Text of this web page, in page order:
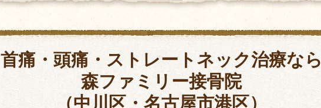
首痛・頭痛・ストレートネック治療なら
森ファミリー接骨院
（中川区・名古屋市港区）